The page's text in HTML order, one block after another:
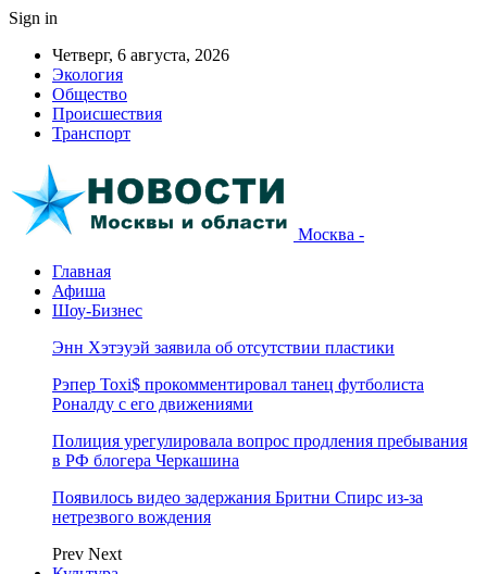
Sign in
Четверг, 6 августа, 2026
Экология
Общество
Происшествия
Транспорт
Москва -
Главная
Афиша
Шоу-Бизнес
Энн Хэтэуэй заявила об отсутствии пластики
Рэпер Toxi$ прокомментировал танец футболиста
Роналду с его движениями
Полиция урегулировала вопрос продления пребывания
в РФ блогера Черкашина
Появилось видео задержания Бритни Спирс из-за
нетрезвого вождения
Prev Next